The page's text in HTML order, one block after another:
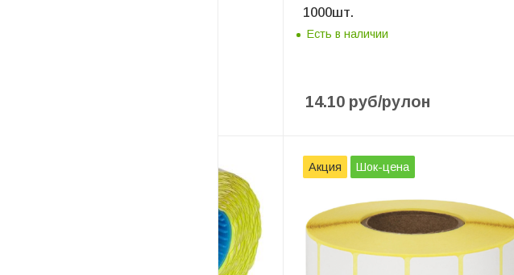
1000шт.
Есть в наличии
14.10 руб/рулон
Акция Шок-цена